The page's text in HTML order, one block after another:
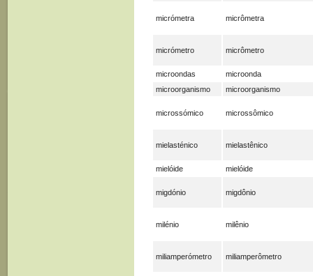
micrómetra micrômetra
micrómetro micrômetro
microondas
microonda
microorganismo
microorganismo
microssómico microssômico
mielasténico mielastênico
mielóide mielóide
migdónio migdônio
milénio milênio
miliamperómetro miliamperômetro